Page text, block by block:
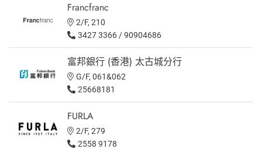
Francfranc
2/F, 210
3427 3366 / 90904686
富邦銀行 (香港) 太古城分行
G/F, 061&062
25668181
FURLA
2/F, 279
2558 9178